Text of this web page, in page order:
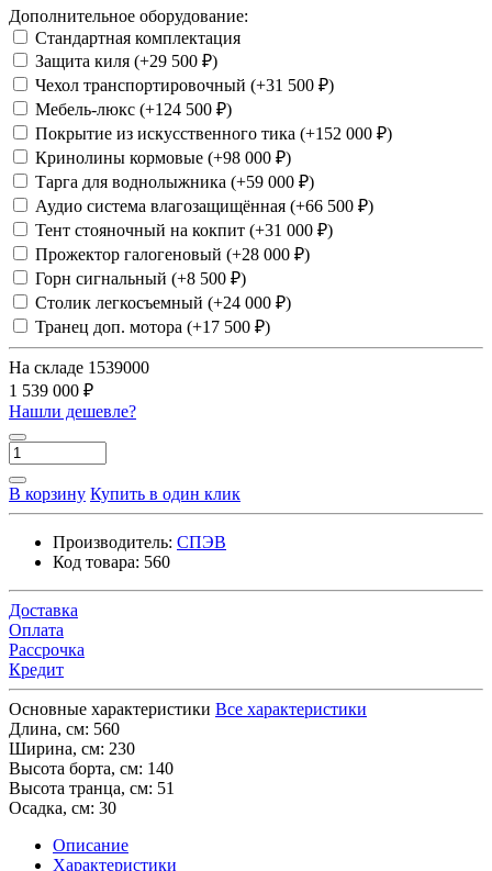
Дополнительное оборудование:
Стандартная комплектация
Защита киля (+29 500 ₽)
Чехол транспортировочный (+31 500 ₽)
Мебель-люкс (+124 500 ₽)
Покрытие из искусственного тика (+152 000 ₽)
Кринолины кормовые (+98 000 ₽)
Тарга для воднолыжника (+59 000 ₽)
Аудио система влагозащищённая (+66 500 ₽)
Тент стояночный на кокпит (+31 000 ₽)
Прожектор галогеновый (+28 000 ₽)
Горн сигнальный (+8 500 ₽)
Столик легкосъемный (+24 000 ₽)
Транец доп. мотора (+17 500 ₽)
На складе 1539000
1 539 000 ₽
Нашли дешевле?
В корзину Купить в один клик
Производитель: СПЭВ
Код товара: 560
Доставка
Оплата
Рассрочка
Кредит
Основные характеристики Все характеристики
Длина, см: 560
Ширина, см: 230
Высота борта, см: 140
Высота транца, см: 51
Осадка, см: 30
Описание
Характеристики